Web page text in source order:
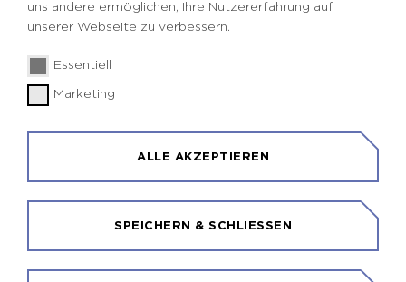
LERN- UND ERLEBNISLABORE
verstehen
Ruhrgebiet. Es handelt sich um hochwertige
uns andere ermöglichen, Ihre Nutzererfahrung auf
unserer Webseite zu verbessern.
Essentiell
Marketing
ALLE AKZEPTIEREN
SPEICHERN & SCHLIESSEN